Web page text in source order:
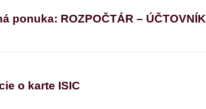
ponuka: ROZPOČTÁR – ÚČTOVNÍK
o karte ISIC